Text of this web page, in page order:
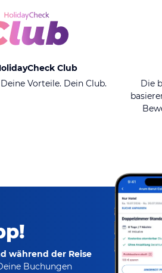
Club
Vorteile. Dein Club.
Die
während der Reise
Buchungen